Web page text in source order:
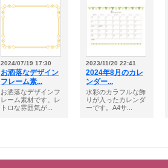
2024/07/19 17:30
お洒落なデザイン
フレーム素...
お洒落なデザインフ
レーム素材です。レ
トロな雰囲気が...
2023/11/20 22:41
2024年8月のカレ
ンダー...
水彩のカラフルな飾
りが入ったカレンダ
ーです。A4サ...